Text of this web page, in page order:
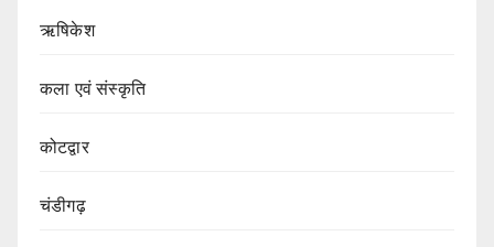
ऋषिकेश
कला एवं संस्कृति
कोटद्वार
चंडीगढ़